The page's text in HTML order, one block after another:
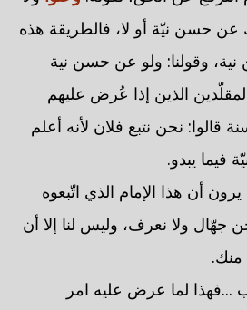
حسن نيّة أو لا، فالطريقة هذه
وقولنا: ولو عن حسن نية
الذين إذا عُرض عليهم
قالوا: نحن نتبع فلان لأنه أعلم
فيما يبدو.
أن هذا الإمام الذي اتّبعوه
جهّال ولا نعرف، وليس لنا إلا أن
منك.
...فهذا لما عرض عليه امر